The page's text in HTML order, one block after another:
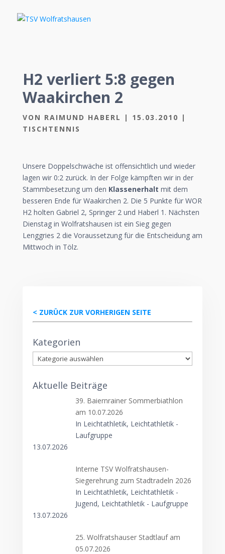
H2 verliert 5:8 gegen
Waakirchen 2
VON RAIMUND HABERL | 15.03.2010 |
TISCHTENNIS
Unsere Doppelschwäche ist offensichtlich und wieder
lagen wir 0:2 zurück. In der Folge kämpften wir in der
Stammbesetzung um den Klassenerhalt mit dem
besseren Ende für Waakirchen 2. Die 5 Punkte für WOR
H2 holten Gabriel 2, Springer 2 und Haberl 1. Nächsten
Dienstag in Wolfratshausen ist ein Sieg gegen
Lenggries 2 die Voraussetzung für die Entscheidung am
Mittwoch in Tölz.
< ZURÜCK ZUR VORHERIGEN SEITE
Kategorien
Kategorien
Aktuelle Beiträge
39. Baiernrainer Sommerbiathlon
am 10.07.2026
In Leichtathletik, Leichtathletik -
Laufgruppe
13.07.2026
Interne TSV Wolfratshausen-
Siegerehrung zum Stadtradeln 2026
In Leichtathletik, Leichtathletik -
Jugend, Leichtathletik - Laufgruppe
13.07.2026
25. Wolfratshauser Stadtlauf am
05.07.2026